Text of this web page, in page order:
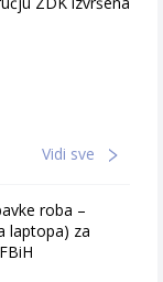
Vidi sve
roba –
laptopa) za